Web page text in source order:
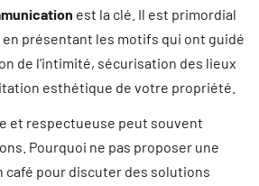
est la clé. Il est primordial
en présentant les motifs qui ont guidé
de l'intimité, sécurisation des lieux
esthétique de votre propriété.
et respectueuse peut souvent
Pourquoi ne pas proposer une
café pour discuter des solutions